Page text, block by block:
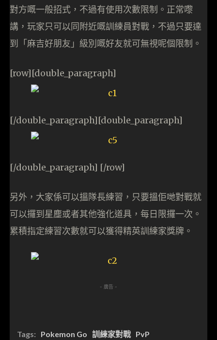
對方嘅一般招式，不過有使用次數限制。正常嚟
講，玩家只可以同附近嘅訓練員對戰，不過只要達
到「麻吉好朋友」級別嘅好友就可無視呢個限制。
[row][double_paragraph]
[/double_paragraph][double_paragraph]
[/double_paragraph] [/row]
另外，大家係可以搵隊長練習，只要搵佢哋對戰就
可以攞到星塵或者其他強化道具，每日限攞一次。
累積指定練習次數就可以獲得精英訓練家獎牌。
- 廣告 -
Tags: Pokemon Go 訓練家對戰 PvP